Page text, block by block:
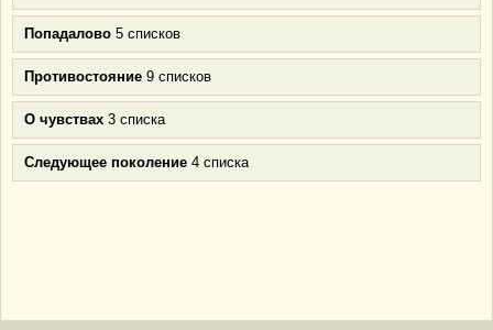
Попадалово 5 списков
Противостояние 9 списков
О чувствах 3 списка
Следующее поколение 4 списка